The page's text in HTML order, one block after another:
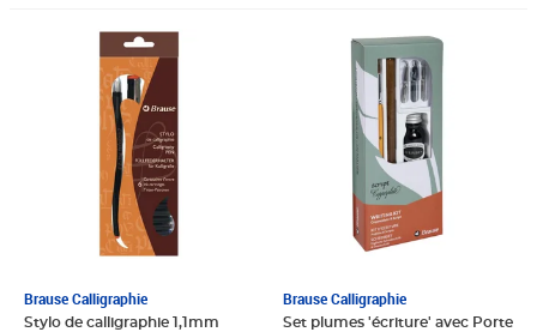
Brause Calligraphie
Stylo de calligraphie 1,1mm
Brause Calligraphie
Set plumes 'écriture' avec Porte
Prix 23,73€